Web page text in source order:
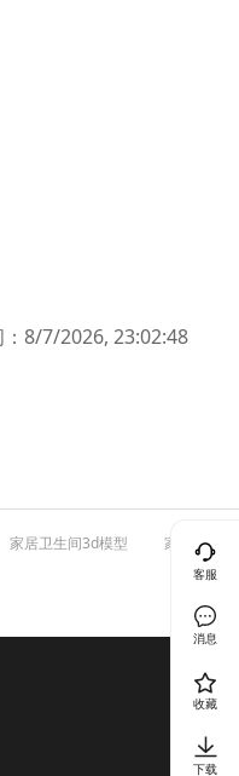
8/7/2026, 23:02:48
家居卫生间3d模型
家居衣帽
客服
消息
收藏
下载